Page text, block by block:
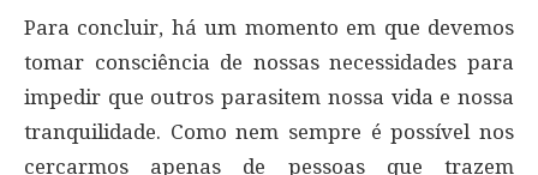
Para concluir, há um momento em que devemos
tomar consciência de nossas necessidades para
impedir que outros parasitem nossa vida e nossa
tranquilidade. Como nem sempre é possível nos
cercarmos apenas de pessoas que trazem